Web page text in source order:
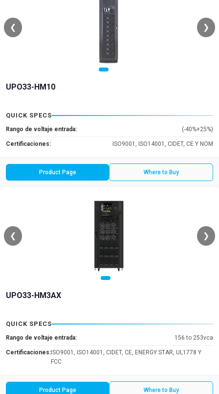
❮ ❯
UPO33-HM10
QUICK SPECS
Rango de voltaje entrada: (-40%+25%)
Certificaciones: ISO9001, ISO14001, CIDET, CE Y NOM
Product Page Where to Buy
❮ ❯
UPO33-HM3AX
QUICK SPECS
Rango de voltaje entrada: 156 to 253vca
Certificaciones: ISO9001, ISO14001, CIDET, CE, ENERGY STAR, UL1778 Y
FCC
Product Page Where to Buy